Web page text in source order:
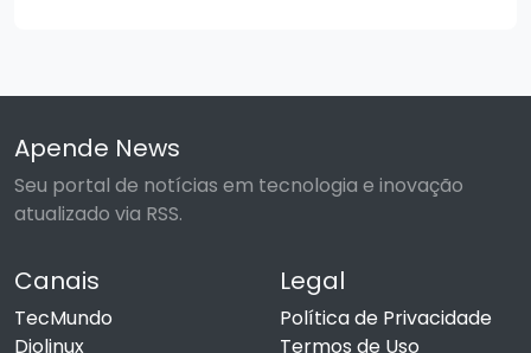
Apende News
Seu portal de notícias em tecnologia e inovação
atualizado via RSS.
Canais
TecMundo
Diolinux
Legal
Política de Privacidade
Termos de Uso